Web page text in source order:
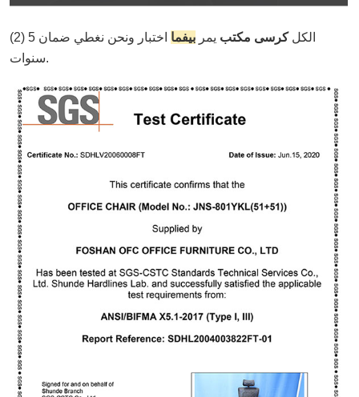
(2) الكلكرسى مكتب يمر بيفما
اختبار ونحن نغطي ضمان 5
سنوات.